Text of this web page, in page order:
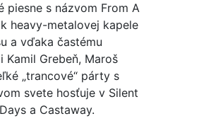
piesne s názvom From A
heavy-metalovej kapele
a vďaka častému
Grebeň, Maroš
„trancové“ párty s
svete hosťuje v Silent
a Castaway.